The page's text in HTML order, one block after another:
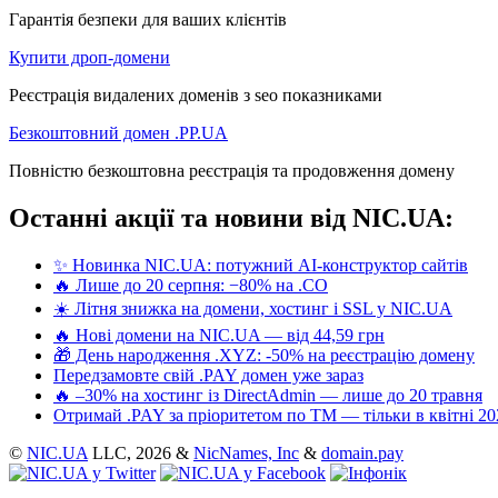
Гарантія безпеки для ваших клієнтів
Купити дроп-домени
Реєстрація видалених доменів з seo показниками
Безкоштовний домен .PP.UA
Повністю безкоштовна реєстрація та продовження домену
Останні акції та новини від NIC.UA:
✨ Новинка NIC.UA: потужний AI-конструктор сайтів
🔥 Лише до 20 серпня: −80% на .CO
☀️ Літня знижка на домени, хостинг і SSL у NIC.UA
🔥 Нові домени на NIC.UA — від 44,59 грн
🎁 День народження .XYZ: -50% на реєстрацію домену
Передзамовте свій .PAY домен уже зараз
🔥 –30% на хостинг із DirectAdmin — лише до 20 травня
Отримай .PAY за пріоритетом по ТМ — тільки в квітні
© NIC.UA LLC, 2026 & NicNames, Inc & domain.pay